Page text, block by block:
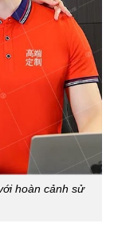
hoàn cảnh sử